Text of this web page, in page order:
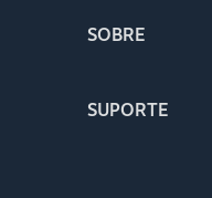
SOBRE
SUPORTE